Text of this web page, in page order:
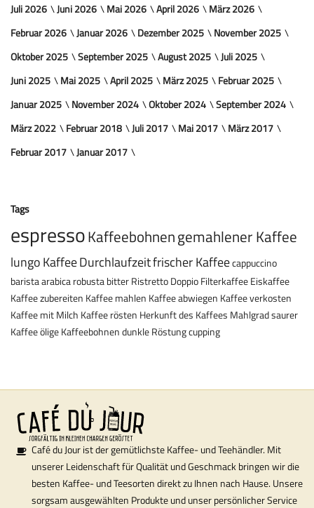
Juli 2026
Juni 2026 Mai 2026 April 2026
März 2026
Februar 2026
Januar 2026 Dezember 2025
November 2025
Oktober 2025
September 2025 August 2025
Juli 2025
Juni 2025
Mai 2025 April 2025 März 2025
Februar 2025
Januar 2025
November 2024 Oktober 2024
September 2024
März 2022
Februar 2018 Juli 2017 Mai 2017
März 2017
Februar 2017
Januar 2017
Tags
espressoKaffeebohnengemahlener Kaffee
lungoKaffeeDurchlaufzeitfrischer Kaffeecappuccino
baristaarabicarobustabitterRistrettoDoppioFilterkaffeeEiskaffee
Kaffee zubereiten Kaffee mahlen Kaffee abwiegen Kaffee verkosten
Kaffee mit Milch Kaffee rösten Herkunft des Kaffees Mahlgradsaurer
Kaffeeölige Kaffeebohnendunkle Röstungcupping
Café du Jour ist der gemütlichste Kaffee- und Teehändler. Mit
unserer Leidenschaft für Qualität und Geschmack bringen wir die
besten Kaffee- und Teesorten direkt zu Ihnen nach Hause. Unsere
sorgsam ausgewählten Produkte und unser persönlicher Service